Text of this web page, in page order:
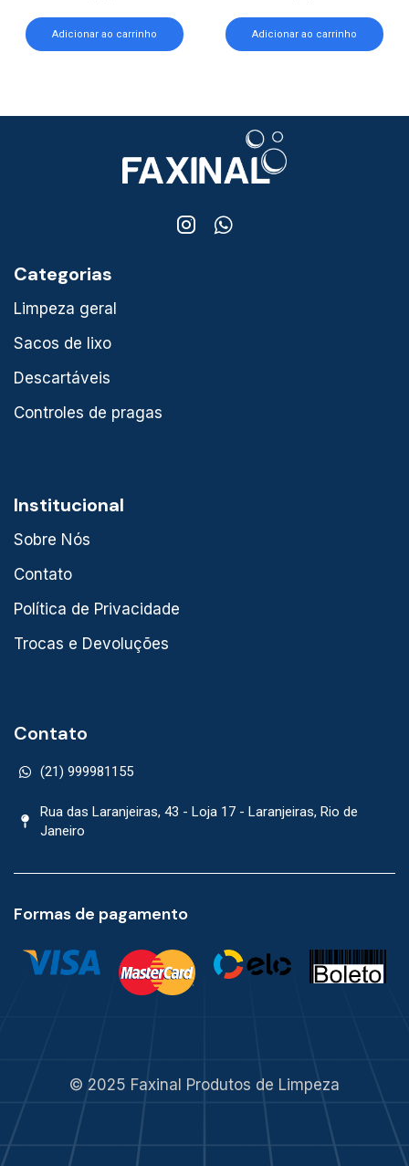
Adicionar ao carrinho Adicionar ao carrinho
Categorias
Limpeza geral
Sacos de lixo
Descartáveis
Controles de pragas
Institucional
Sobre Nós
Contato
Política de Privacidade
Trocas e Devoluções
Contato
(21) 999981155
Rua das Laranjeiras, 43 - Loja 17 - Laranjeiras, Rio de
Janeiro
Formas de pagamento
© 2025 Faxinal Produtos de Limpeza